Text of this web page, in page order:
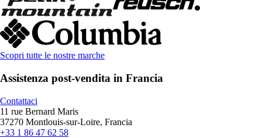
Scopri tutte le nostre marche
Assistenza post-vendita in Francia
Contattaci
11 rue Bernard Maris
37270 Montlouis-sur-Loire, Francia
+33 1 86 47 62 58